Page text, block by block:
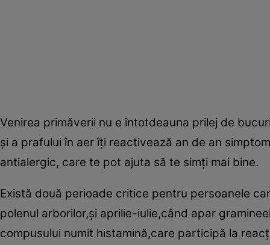
Venirea primăverii nu e întotdeauna prilej de
şi a prafului în aer îţi reactivează an de an
antialergic, care te pot ajuta să te simţi mai bine.
Există două perioade critice pentru persoanele
polenul arborilor,şi aprilie-iulie,când apar
compusului numit histamină,care participă la